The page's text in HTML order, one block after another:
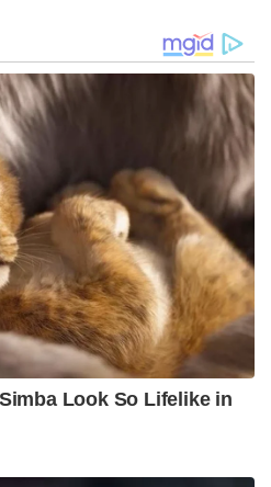
ശക്തമായ
; തീവ്രനിലപാടുള്ള 114
മഹാരാഷ്ട്ര സർക്കാർ
ഒരു വിവാഹ
നിർദ്ദേശിച്ചു. ഇവിടെ
വല്ലഭായ് പട്ടേലിന്റെ
അദ്ദേഹം
അടിസ്ഥാന
പശ്ചിമേഷ്യയിലെ
വർദ്ധിപ്പിക്കുന്നതിനും
ചൂണ്ടിക്കാട്ടി.